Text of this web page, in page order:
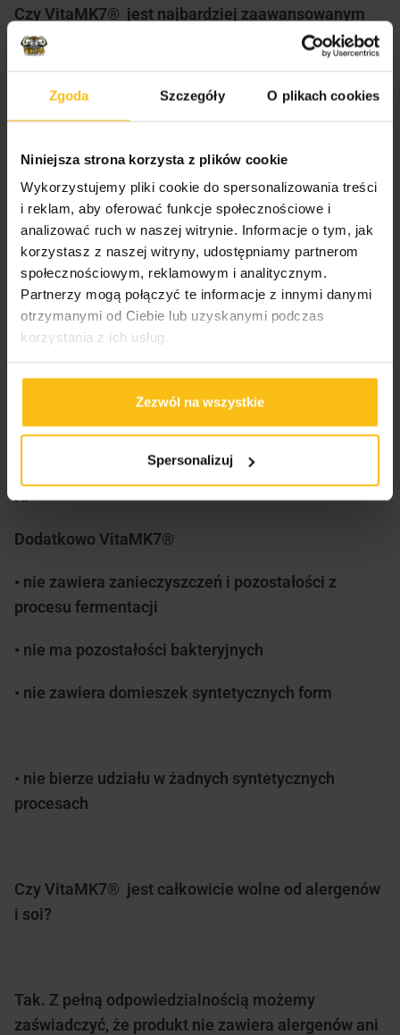
Zgoda Szczegóły O plikach cookies
Niniejsza strona korzysta z plików cookie
Wykorzystujemy pliki cookie do spersonalizowania treści
i reklam, aby oferować funkcje społecznościowe i
analizować ruch w naszej witrynie. Informacje o tym, jak
korzystasz z naszej witryny, udostępniamy partnerom
społecznościowym, reklamowym i analitycznym.
Partnerzy mogą połączyć te informacje z innymi danymi
otrzymanymi od Ciebie lub uzyskanymi podczas
korzystania z ich usług.
Zezwól na wszystkie
Spersonalizuj
Czy VitaMK7® jest najbardziej zaawansowanym
produktem K menachinon 7 na rynku?
Tak. VitaMK7® pochodzi ze źródeł naturalnych.
Powstaje w opatentowanym procesie
subtilis natto. W procesie fermentacji nie biorą
udziału żadne inne bakterie, które są stosowane w
innych formach (np. syntetycznych).
All-trans menachinon 7?
VitaMK7® zawiera > 99% all-trans menachinonu 7
syntetyczne zawierają maksymalnie 95% witaminy
K.
Dodatkowo VitaMK7®
• nie zawiera zanieczyszczeń i pozostałości z
procesu fermentacji
• nie ma pozostałości bakteryjnych
• nie zawiera domieszek syntetycznych form
• nie bierze udziału w żadnych syntetycznych
procesach
Czy VitaMK7® jest całkowicie wolne od alergenów
i soi?
Tak. Z pełną odpowiedzialnością możemy
zaświadczyć, że produkt nie zawiera alergenów ani